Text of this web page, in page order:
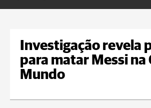
Investigação revela
para matar Messi na
Mundo